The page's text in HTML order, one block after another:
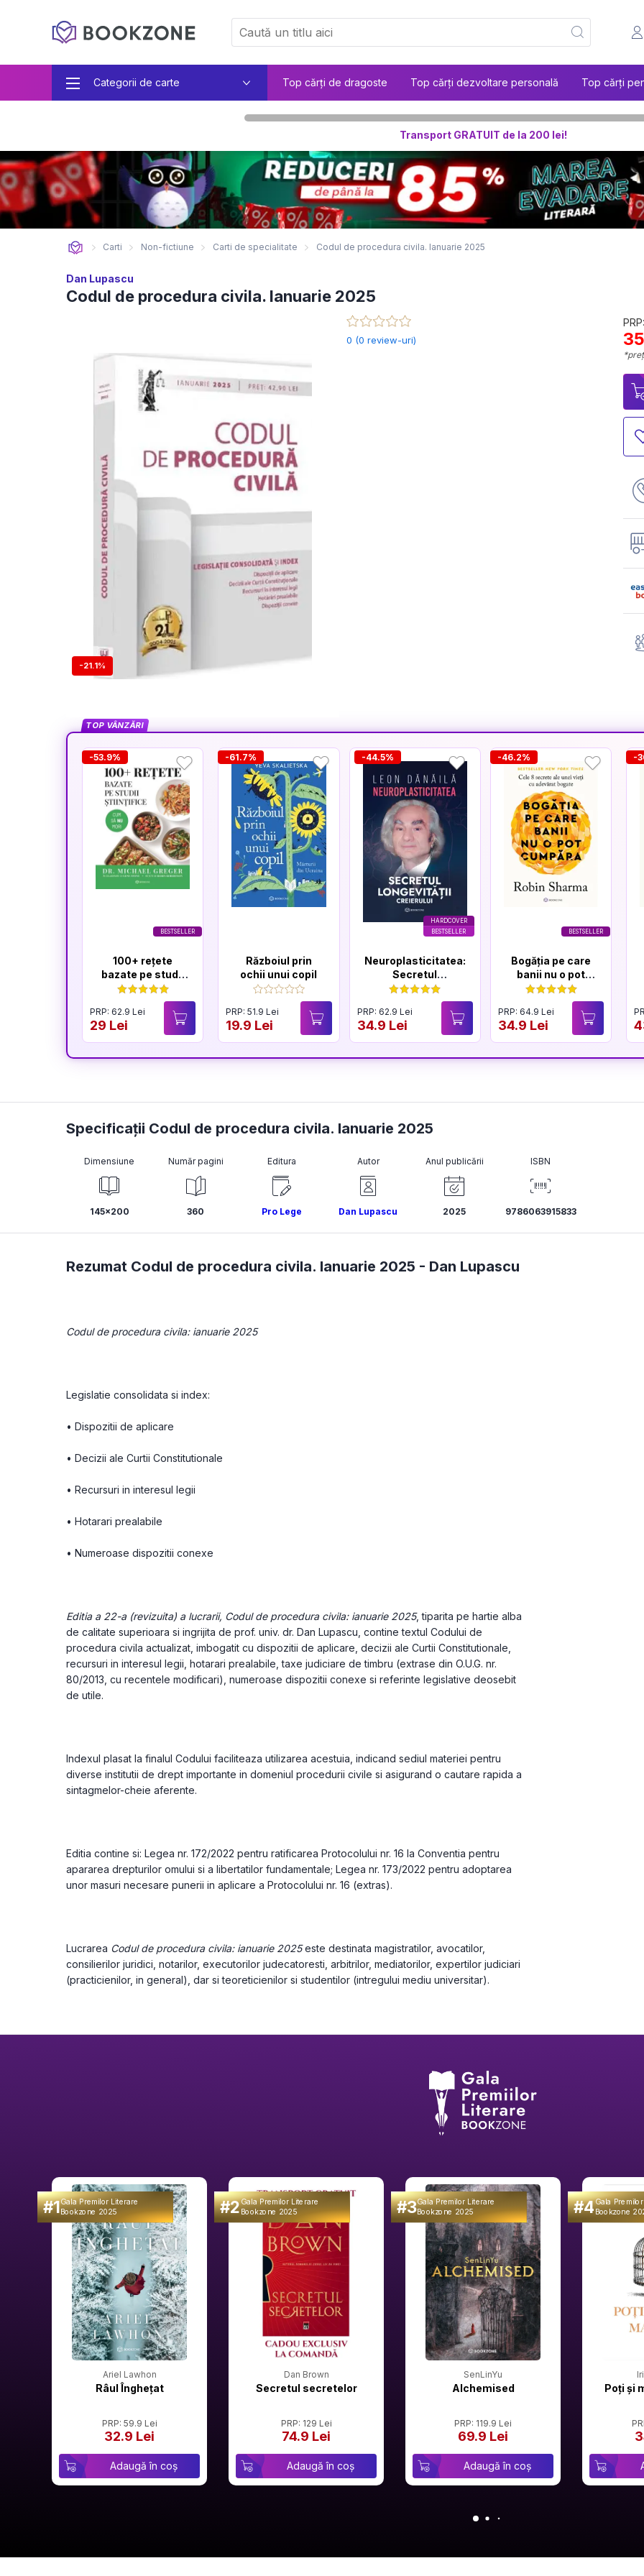
Categorii de carte Top cărți de dragoste Top cărți dezvoltare personală Top cărți
Transport GRATUIT de la 200 lei!
Carti Non-fictiune Carti de specialitate Codul de procedura civila. Ianuarie 2025
Dan Lupascu
Codul de procedura civila. Ianuarie 2025
-21.1%
0 (0 review-uri)
TOP VÂNZĂRI
BESTSELLER
-53.9%
100+ rețete
bazate pe studii
științifice
PRP: 62.9 Lei
29 Lei
-61.7%
Războiul prin
ochii unui copil
PRP: 51.9 Lei
19.9 Lei
HARDCOVER
BESTSELLER
-44.5%
Neuroplasticitatea:
Secretul
longevității
PRP: 62.9 Lei
34.9 Lei
BESTSELLER
-46.2%
Bogăția pe care
banii nu o pot
cumpăra
PRP: 64.9 Lei
34.9 Lei
-
Specificații Codul de procedura civila. Ianuarie 2025
Dimensiune
145x200
Număr pagini
360
Editura
Pro Lege
Autor
Dan Lupascu
Anul publicării
2025
ISBN
9786063915833
Rezumat Codul de procedura civila. Ianuarie 2025 - Dan Lupascu
Codul de procedura civila: ianuarie 2025
Legislatie consolidata si index:
• Dispozitii de aplicare
• Decizii ale Curtii Constitutionale
• Recursuri in interesul legii
• Hotarari prealabile
• Numeroase dispozitii conexe
Editia a 22-a (revizuita) a lucrarii, Codul de procedura civila: ianuarie 2025, tiparita pe hartie alba
de calitate superioara si ingrijita de prof. univ. dr. Dan Lupascu, contine textul Codului de
procedura civila actualizat, imbogatit cu dispozitii de aplicare, decizii ale Curtii Constitutionale,
recursuri in interesul legii, hotarari prealabile, taxe judiciare de timbru (extrase din O.U.G. nr.
80/2013, cu recentele modificari), numeroase dispozitii conexe si referinte legislative deosebit
de utile.
Indexul plasat la finalul Codului faciliteaza utilizarea acestuia, indicand sediul materiei pentru
diverse institutii de drept importante in domeniul procedurii civile si asigurand o cautare rapida a
sintagmelor-cheie aferente.
Editia contine si: Legea nr. 172/2022 pentru ratificarea Protocolului nr. 16 la Conventia pentru
apararea drepturilor omului si a libertatilor fundamentale; Legea nr. 173/2022 pentru adoptarea
unor masuri necesare punerii in aplicare a Protocolului nr. 16 (extras).
Lucrarea Codul de procedura civila: ianuarie 2025 este destinata magistratilor, avocatilor,
consilierilor juridici, notarilor, executorilor judecatoresti, arbitrilor, mediatorilor, expertilor judiciari
(practicienilor, in general), dar si teoreticienilor si studentilor (intregului mediu universitar).
#1Gala Premilor Literare
Bookzone 2025
Ariel Lawhon
Râul Înghețat
PRP: 59.9 Lei
32.9 Lei
Adaugă în coș
#2Gala Premilor Literare
Bookzone 2025
Dan Brown
Secretul secretelor
PRP: 129 Lei
74.9 Lei
Adaugă în coș
#3Gala Premilor Literare
Bookzone 2025
SenLinYu
Alchemised
PRP: 119.9 Lei
69.9 Lei
Adaugă în coș
#4Gala
Bookzone
Poți și